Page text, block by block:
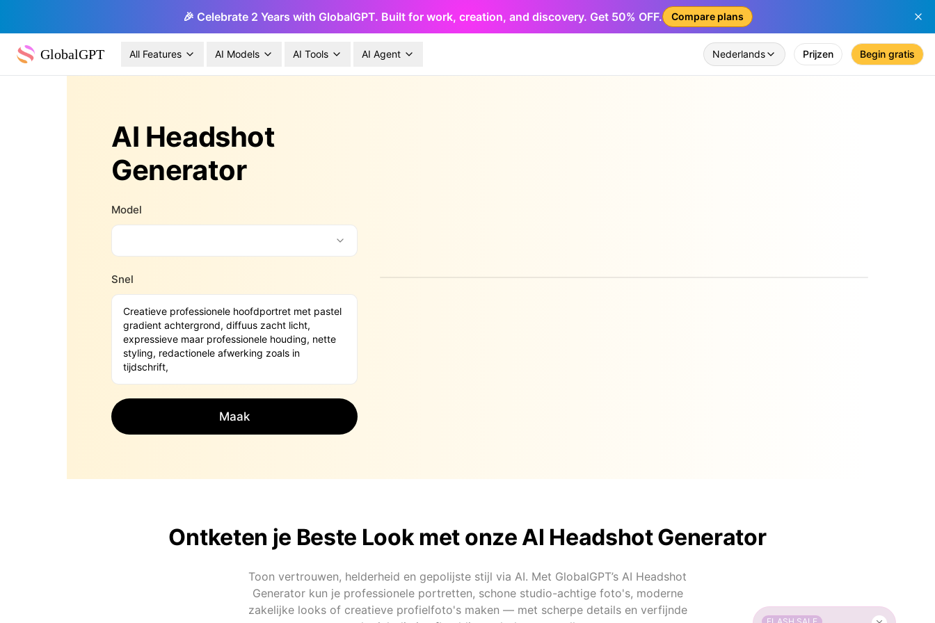
🎉 Celebrate 2 Years with GlobalGPT. Built for work, creation, and discovery. Get 50% OFF. Compare plans
GlobalGPT All Features AI Models AI Tools AI Agent Nederlands Prijzen Begin gratis
AI Headshot
Generator
Model
Snel
Maak
Ontketen je Beste Look met onze AI Headshot Generator
Toon vertrouwen, helderheid en gepolijste stijl via AI. Met GlobalGPT’s AI Headshot
Generator kun je professionele portretten, schone studio-achtige foto's, moderne
zakelijke looks of creatieve profielfoto's maken — met scherpe details en verfijnde